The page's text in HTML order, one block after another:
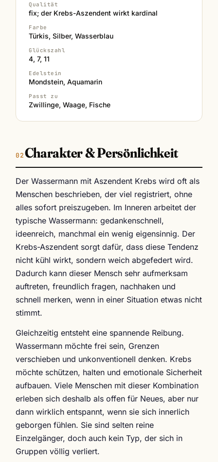
Qualität
fix; der Krebs-Aszendent wirkt kardinal
Farbe
Türkis, Silber, Wasserblau
Glückszahl
4, 7, 11
Edelstein
Mondstein, Aquamarin
Passt zu
Zwillinge, Waage, Fische
Charakter & Persönlichkeit
Der Wassermann mit Aszendent Krebs wird oft als
Menschen beschrieben, der viel registriert, ohne
alles sofort preiszugeben. Im Inneren arbeitet der
typische Wassermann: gedankenschnell,
ideenreich, manchmal ein wenig eigensinnig. Der
Krebs-Aszendent sorgt dafür, dass diese Tendenz
nicht kühl wirkt, sondern weich abgefedert wird.
Dadurch kann dieser Mensch sehr aufmerksam
auftreten, freundlich fragen, nachhaken und
schnell merken, wenn in einer Situation etwas nicht
stimmt.
Gleichzeitig entsteht eine spannende Reibung.
Wassermann möchte frei sein, Grenzen
verschieben und unkonventionell denken. Krebs
möchte schützen, halten und emotionale Sicherheit
aufbauen. Viele Menschen mit dieser Kombination
erleben sich deshalb als offen für Neues, aber nur
dann wirklich entspannt, wenn sie sich innerlich
geborgen fühlen. Sie sind selten reine
Einzelgänger, doch auch kein Typ, der sich in
Gruppen völlig verliert.